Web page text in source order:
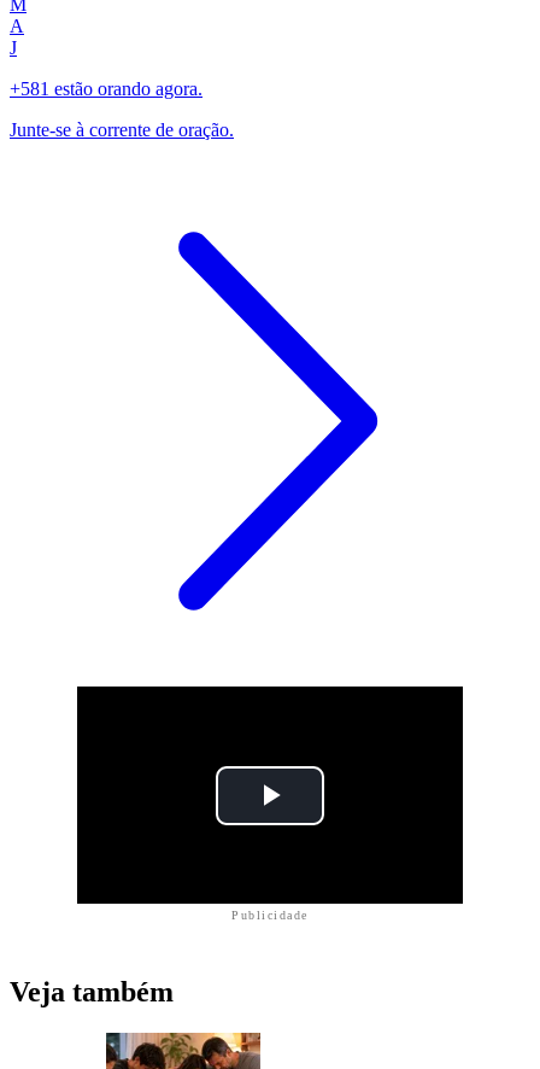
M
A
J
+581 estão orando agora.
Junte-se à corrente de oração.
Publicidade
Veja também